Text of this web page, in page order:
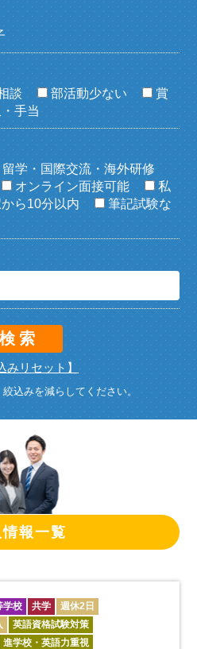
談 部活動少ない
賞
手当
留学・国際交流・海外研修
オンライン面接可能
私
ら10分以内
筆記試験な
検索
みリセット】
込みを減らしてください。
報一覧
学校 共学
週休2日
英語資格試験対策
進学校・英語力重視